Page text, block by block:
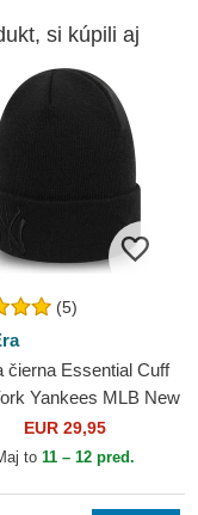
si kúpili aj
(5)
čierna Essential Cuff
Yankees MLB New
EUR 29,95
to 11 – 12 pred.